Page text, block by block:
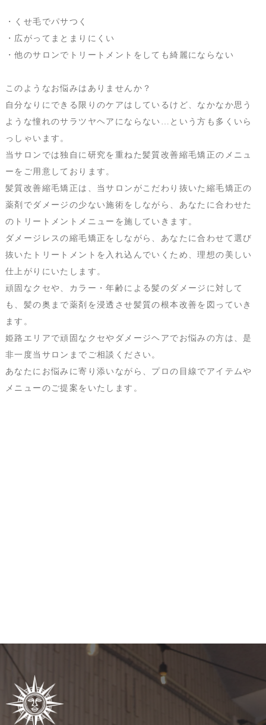
・くせ毛でパサつく
・広がってまとまりにくい
・他のサロンでトリートメントをしても綺麗にならない
このようなお悩みはありませんか？
自分なりにできる限りのケアはしているけど、なかなか思う
ような憧れのサラツヤヘアにならない…という方も多くいら
っしゃいます。
当サロンでは独自に研究を重ねた髪質改善縮毛矯正のメニュ
ーをご用意しております。
髪質改善縮毛矯正は、当サロンがこだわり抜いた縮毛矯正の
薬剤でダメージの少ない施術をしながら、あなたに合わせた
のトリートメントメニューを施していきます。
ダメージレスの縮毛矯正をしながら、あなたに合わせて選び
抜いたトリートメントを入れ込んでいくため、理想の美しい
仕上がりにいたします。
頑固なクセや、カラー・年齢による髪のダメージに対して
も、髪の奥まで薬剤を浸透させ髪質の根本改善を図っていき
ます。
姫路エリアで頑固なクセやダメージヘアでお悩みの方は、是
非一度当サロンまでご相談ください。
あなたにお悩みに寄り添いながら、プロの目線でアイテムや
メニューのご提案をいたします。